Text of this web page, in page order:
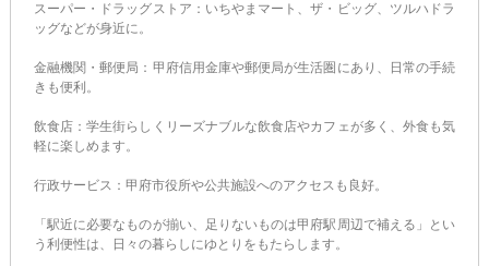
スーパー・ドラッグストア：いちやまマート、ザ・ビッグ、ツルハドラ
ッグなどが身近に。
金融機関・郵便局：甲府信用金庫や郵便局が生活圏にあり、日常の手続
きも便利。
飲食店：学生街らしくリーズナブルな飲食店やカフェが多く、外食も気
軽に楽しめます。
行政サービス：甲府市役所や公共施設へのアクセスも良好。
「駅近に必要なものが揃い、足りないものは甲府駅周辺で補える」とい
う利便性は、日々の暮らしにゆとりをもたらします。